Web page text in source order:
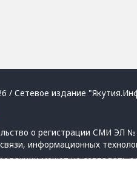
/ Сетевое издание
о регистрации СМИ ЭЛ
информационных
может не совпадать с